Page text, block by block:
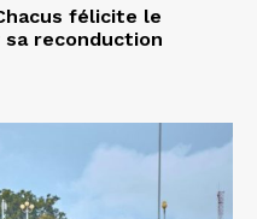
félicite le
sa reconduction